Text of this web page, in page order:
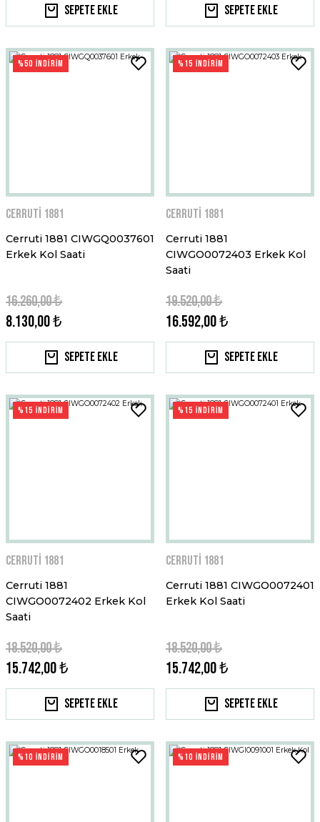
Sepete Ekle Sepete Ekle
%50 İNDİRİM
Cerruti 1881
Cerruti 1881 CIWGQ0037601
Erkek Kol Saati
8.130,00 ₺
16.260,00 ₺
Sepete Ekle
%15 İNDİRİM
Cerruti 1881
Cerruti 1881
CIWGO0072403 Erkek Kol
Saati
16.592,00 ₺
19.520,00 ₺
Sepete Ekle
%15 İNDİRİM
Cerruti 1881
Cerruti 1881
CIWGO0072402 Erkek Kol
Saati
15.742,00 ₺
18.520,00 ₺
Sepete Ekle
%15 İNDİRİM
Cerruti 1881
Cerruti 1881 CIWGO0072401
Erkek Kol Saati
15.742,00 ₺
18.520,00 ₺
Sepete Ekle
%10 İNDİRİM %10 İNDİRİM